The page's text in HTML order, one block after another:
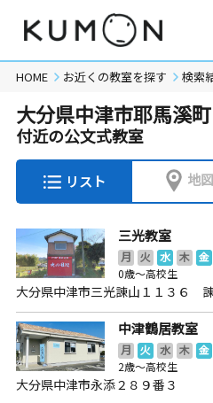
HOME お近くの教室を探す 検索
大分県中津市耶馬溪
付近の公文式教室
リスト 地図
三光教室
月 火 水 木 金
0歳～高校生
大分県中津市三光諌山１１３６
中津鶴居教室
月 火 水 木 金
2歳～高校生
大分県中津市永添２８９番３